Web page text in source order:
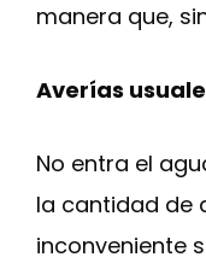
manera que,
Averías
No entra el
la cantidad de
inconveniente